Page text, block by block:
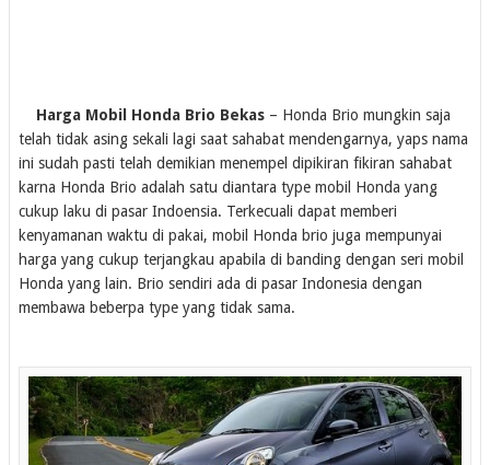
Harga Mobil Honda Brio Bekas – Honda Brio mungkin saja
telah tidak asing sekali lagi saat sahabat mendengarnya, yaps nama
ini sudah pasti telah demikian menempel dipikiran fikiran sahabat
karna Honda Brio adalah satu diantara type mobil Honda yang
cukup laku di pasar Indoensia. Terkecuali dapat memberi
kenyamanan waktu di pakai, mobil Honda brio juga mempunyai
harga yang cukup terjangkau apabila di banding dengan seri mobil
Honda yang lain. Brio sendiri ada di pasar Indonesia dengan
membawa beberpa type yang tidak sama.